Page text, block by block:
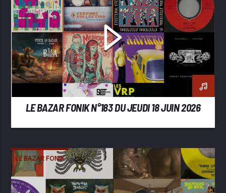
LE BAZAR FONIK N°183 DU JEUDI 18 JUIN 2026
LE BAZAR FONIK